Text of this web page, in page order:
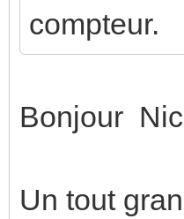
compteur.
Bonjour
Un tout